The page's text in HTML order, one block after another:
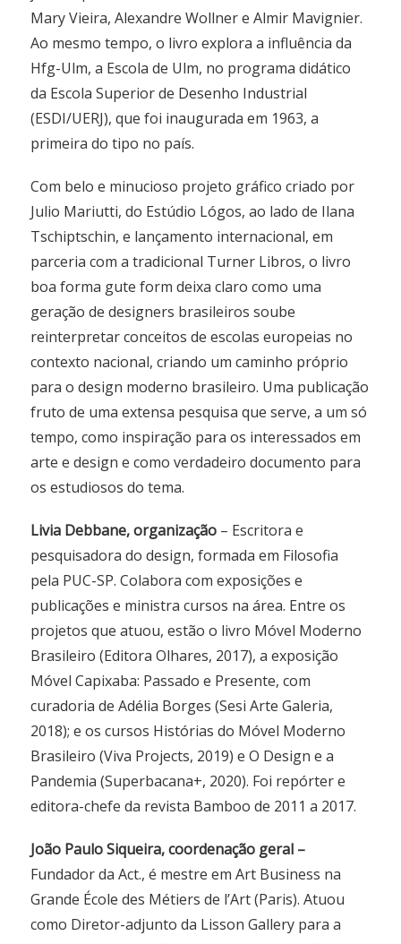
Mary Vieira, Alexandre Wollner e Almir Mavignier.
Ao mesmo tempo, o livro explora a influência da
Hfg-Ulm, a Escola de Ulm, no programa didático
da Escola Superior de Desenho Industrial
(ESDI/UERJ), que foi inaugurada em 1963, a
primeira do tipo no país.
Com belo e minucioso projeto gráfico criado por
Julio Mariutti, do Estúdio Lógos, ao lado de Ilana
Tschiptschin, e lançamento internacional, em
parceria com a tradicional Turner Libros, o livro
boa forma gute form deixa claro como uma
geração de designers brasileiros soube
reinterpretar conceitos de escolas europeias no
contexto nacional, criando um caminho próprio
para o design moderno brasileiro. Uma publicação
fruto de uma extensa pesquisa que serve, a um só
tempo, como inspiração para os interessados em
arte e design e como verdadeiro documento para
os estudiosos do tema.
Livia Debbane, organização – Escritora e
pesquisadora do design, formada em Filosofia
pela PUC-SP. Colabora com exposições e
publicações e ministra cursos na área. Entre os
projetos que atuou, estão o livro Móvel Moderno
Brasileiro (Editora Olhares, 2017), a exposição
Móvel Capixaba: Passado e Presente, com
curadoria de Adélia Borges (Sesi Arte Galeria,
2018); e os cursos Histórias do Móvel Moderno
Brasileiro (Viva Projects, 2019) e O Design e a
Pandemia (Superbacana+, 2020). Foi repórter e
editora-chefe da revista Bamboo de 2011 a 2017.
João Paulo Siqueira, coordenação geral –
Fundador da Act., é mestre em Art Business na
Grande École des Métiers de l’Art (Paris). Atuou
como Diretor-adjunto da Lisson Gallery para a